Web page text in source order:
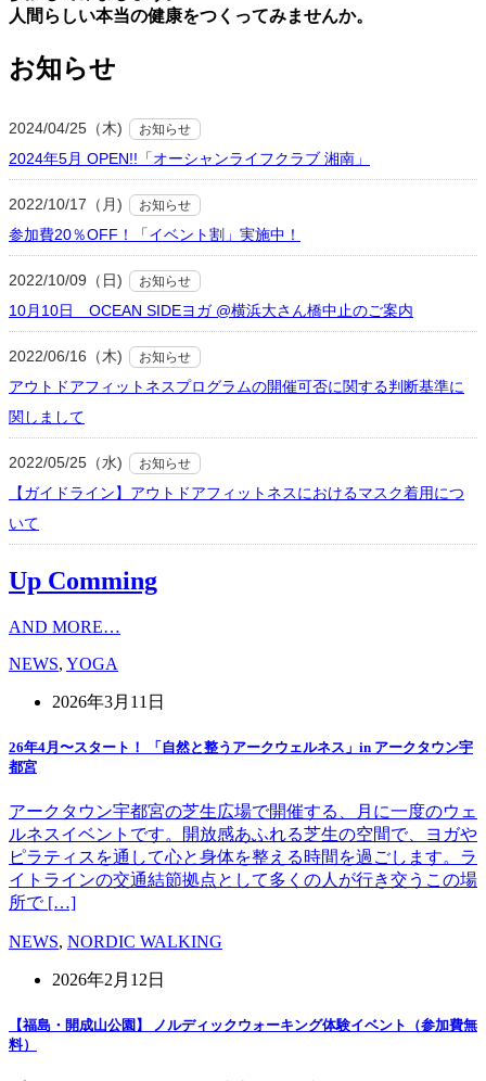
⼈間らしい本当の健康をつくってみませんか。
お知らせ
2024/04/25（木) お知らせ
2024年5月 OPEN!!「オーシャンライフクラブ 湘南」
2022/10/17（月) お知らせ
参加費20％OFF！「イベント割」実施中！
2022/10/09（日) お知らせ
10月10日 OCEAN SIDEヨガ @横浜大さん橋中止のご案内
2022/06/16（木) お知らせ
アウトドアフィットネスプログラムの開催可否に関する判断基準に
関しまして
2022/05/25（水) お知らせ
【ガイドライン】アウトドアフィットネスにおけるマスク着用につ
いて
Up Comming
AND MORE…
NEWS, YOGA
2026年3月11日
26年4月〜スタート！ 「自然と整うアークウェルネス」in アークタウン宇
都宮
アークタウン宇都宮の芝生広場で開催する、月に一度のウェ
ルネスイベントです。開放感あふれる芝生の空間で、ヨガや
ピラティスを通して心と身体を整える時間を過ごします。ラ
イトラインの交通結節拠点として多くの人が行き交うこの場
所で […]
NEWS, NORDIC WALKING
2026年2月12日
【福島・開成山公園】 ノルディックウォーキング体験イベント（参加費無
料）